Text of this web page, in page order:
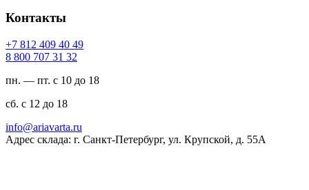
Контакты
94 04 904 218 7+
23 13 707 008 8
пн. — пт. с 10 до 18
сб. с 12 до 18
ur.atravaira@ofni
Адрес склада: г. Санкт-Петербург, ул. Крупской, д. 55А